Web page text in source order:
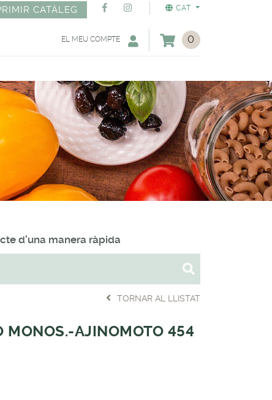
CAT
CATÀLEG
0
EL MEU COMPTE
d'una manera ràpida
TORNAR AL LLISTAT
MONOS.-AJINOMOTO 454